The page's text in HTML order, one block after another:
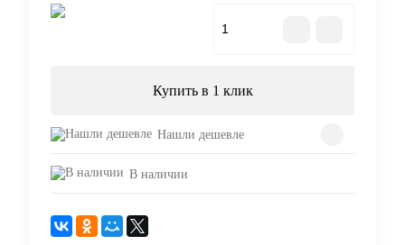
Купить в 1 клик
Нашли дешевле
В наличии